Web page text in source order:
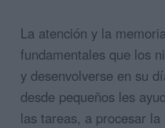
La atención y la
fundamentales que los
y desenvolverse en su
desde pequeños les
las tareas, a procesar